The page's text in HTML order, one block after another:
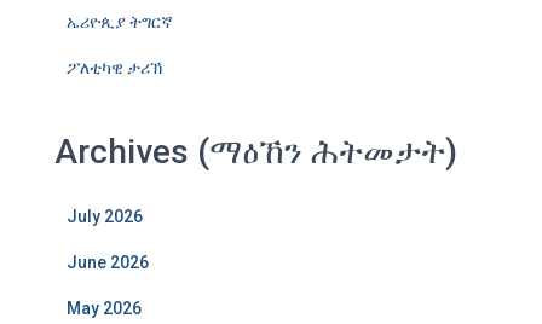
ኤሪዮጲያ ትግርኛ
ፖለቲካዊ ታሪኽ
Archives (ማዕኸን ሕትመታት)
July 2026
June 2026
May 2026